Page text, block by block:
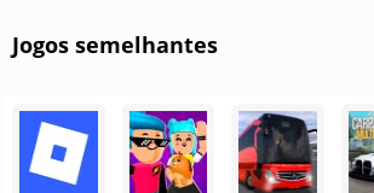
Jogos semelhantes